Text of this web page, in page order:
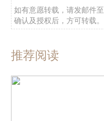
如有意愿转载，请发邮件至
确认及授权后，方可转载。
推荐阅读